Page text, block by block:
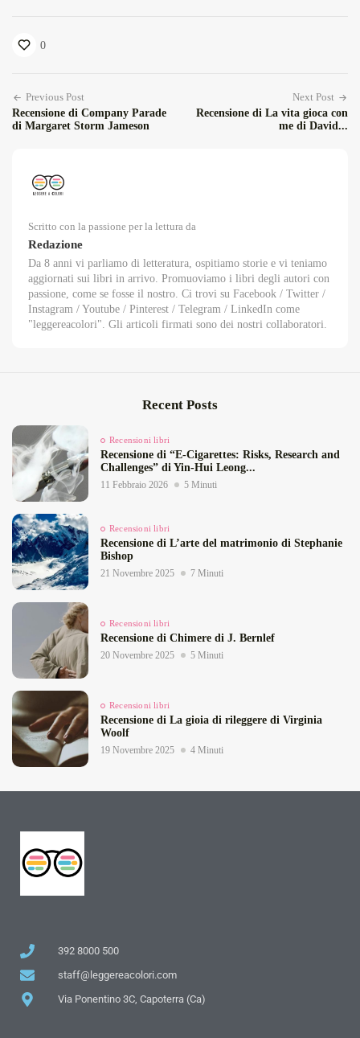
0
Previous Post
Recensione di Company Parade
di Margaret Storm Jameson
Next Post
Recensione di La vita gioca con
me di David...
Scritto con la passione per la lettura da
Redazione
Da 8 anni vi parliamo di letteratura, ospitiamo storie e vi teniamo
aggiornati sui libri in arrivo. Promuoviamo i libri degli autori con
passione, come se fosse il nostro. Ci trovi su Facebook / Twitter /
Instagram / Youtube / Pinterest / Telegram / LinkedIn come
"leggereacolori". Gli articoli firmati sono dei nostri collaboratori.
Recent Posts
Recensioni libri
Recensione di “E‑Cigarettes: Risks, Research and
Challenges” di Yin‑Hui Leong...
11 Febbraio 2026 5 Minuti
Recensioni libri
Recensione di L’arte del matrimonio di Stephanie
Bishop
21 Novembre 2025 7 Minuti
Recensioni libri
Recensione di Chimere di J. Bernlef
20 Novembre 2025 5 Minuti
Recensioni libri
Recensione di La gioia di rileggere di Virginia
Woolf
19 Novembre 2025 4 Minuti
392 8000 500
staff@leggereacolori.com
Via Ponentino 3C, Capoterra (Ca)